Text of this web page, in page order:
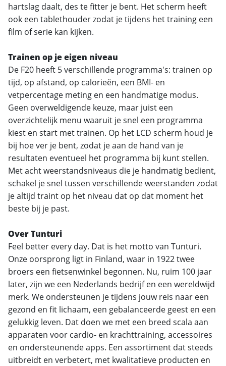
hartslag daalt, des te fitter je bent. Het scherm heeft
ook een tablethouder zodat je tijdens het training een
film of serie kan kijken.
Trainen op je eigen niveau
De F20 heeft 5 verschillende programma's: trainen op
tijd, op afstand, op calorieën, een BMI- en
vetpercentage meting en een handmatige modus.
Geen overweldigende keuze, maar juist een
overzichtelijk menu waaruit je snel een programma
kiest en start met trainen. Op het LCD scherm houd je
bij hoe ver je bent, zodat je aan de hand van je
resultaten eventueel het programma bij kunt stellen.
Met acht weerstandsniveaus die je handmatig bedient,
schakel je snel tussen verschillende weerstanden zodat
je altijd traint op het niveau dat op dat moment het
beste bij je past.
Over Tunturi
Feel better every day. Dat is het motto van Tunturi.
Onze oorsprong ligt in Finland, waar in 1922 twee
broers een fietsenwinkel begonnen. Nu, ruim 100 jaar
later, zijn we een Nederlands bedrijf en een wereldwijd
merk. We ondersteunen je tijdens jouw reis naar een
gezond en fit lichaam, een gebalanceerde geest en een
gelukkig leven. Dat doen we met een breed scala aan
apparaten voor cardio- en krachttraining, accessoires
en ondersteunende apps. Een assortiment dat steeds
uitbreidt en verbetert, met kwalitatieve producten en